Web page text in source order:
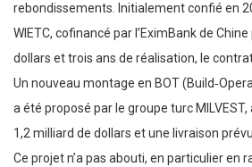
rebondissements. Initialement confié en
WIETC, cofinancé par l’EximBank de
dollars et trois ans de réalisation, le
Un nouveau montage en BOT
a été proposé par le groupe turc
1,2 milliard de dollars et une livraison
Ce projet n’a pas abouti, en particulier en